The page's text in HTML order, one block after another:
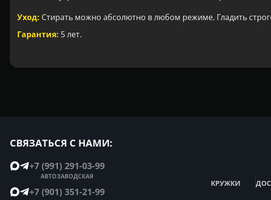
Уход: Стирать можно абсолютно в любом режиме. Гладить
Гарантия: 5 лет.
СВЯЗАТЬСЯ С НАМИ:
+7 (991) 291-03-99
АВТОЗАВОДСКАЯ
+7 (901) 351-21-99
КРУЖКИ